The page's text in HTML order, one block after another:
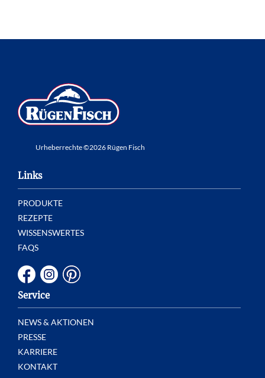
Urheberrechte ©2026 Rügen Fisch
Links
PRODUKTE
REZEPTE
WISSENSWERTES
FAQS
Service
NEWS & AKTIONEN
PRESSE
KARRIERE
KONTAKT